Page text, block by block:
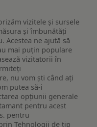
vizitele și sursele
și îmbunătăți
Acestea ne ajută să
mai puțin populare
vizitatorii în
nu vom ști când ați
putea să-i
opțiunii generale
pentru acest
pentru
Tehnologii de tip